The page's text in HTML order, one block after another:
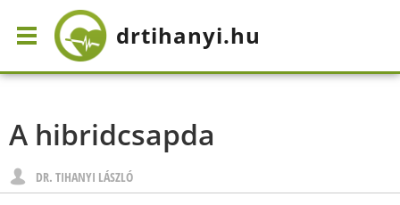
drtihanyi.hu
A hibridcsapda
DR. TIHANYI LÁSZLÓ